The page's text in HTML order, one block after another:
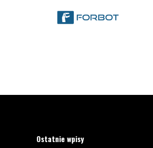
Ostatnie wpisy